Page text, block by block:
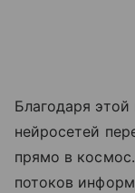
Благодаря
нейросетей
прямо в
потоков